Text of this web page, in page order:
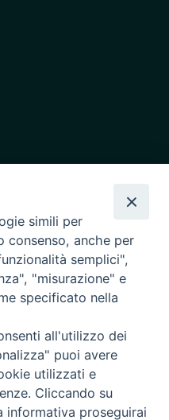
Barletta Bisceglie
simili per
consenso, anche per
semplici",
"misurazione" e
specificato nella
all'utilizzo dei
puoi avere
utilizzati e
Cliccando su
informativa proseguirai